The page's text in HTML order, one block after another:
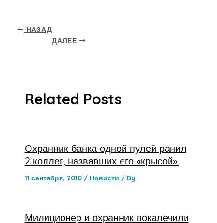
НАЗАД
ДАЛЕЕ
Related Posts
Охранник банка одной пулей ранил
2 коллег, назвавших его «крысой».
11 сентября, 2010 / Новости / By
Милиционер и охранник покалечили